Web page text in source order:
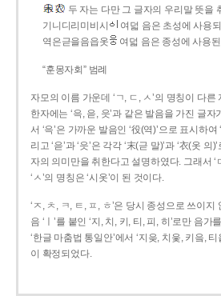
두 자는 다만 그 글자의 우리말 뜻을
기니디리미비시
여덟 음은 초성에 사용
역은귿을음읍옷
여덟 음은 종성에 사용
“훈몽자회” 범례
자모의 이름 가운데 ‘ㄱ, ㄷ, ㅅ’의 명칭이 다
한자에는 ‘윽, 읃, 읏’과 같은 발음을 가진 글
서 ‘윽’은 가까운 발음인 ‘役(역)’으로 표시하여
리고 ‘읃’과 ‘읏’은 각각 ‘末(귿 말)’과 ‘衣(옷
자의 의미만을 취한다고 설명하였다. 그래서 ‘
‘ㅅ’의 명칭은 ‘시옷’이 된 것이다.
‘ㅈ, ㅊ, ㅋ, ㅌ, ㅍ, ㅎ’은 당시 종성으로 쓰이
음 ‘ㅣ’를 붙인 ‘지, 치, 키, 티, 피, 히’로만 음
‘한글 마춤법 통일안’에서 ‘지읒, 치읓, 키읔,
이 확정되었다.